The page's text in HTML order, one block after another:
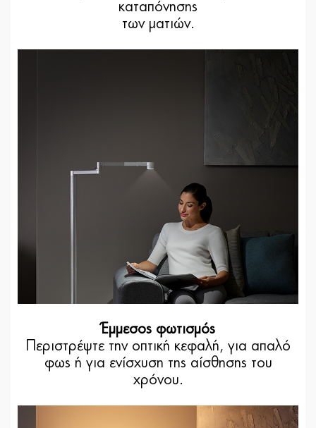
καταπόνησης
των ματιών.
Έμμεσος φωτισμός
Περιστρέψτε την οπτική κεφαλή, για απαλό
φως ή για ενίσχυση της αίσθησης του
χρόνου.